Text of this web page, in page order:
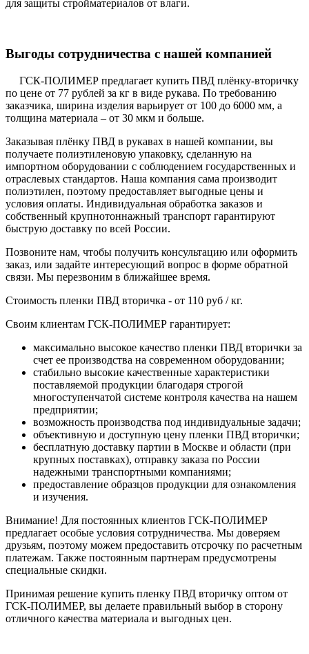
для защиты стройматериалов от влаги.
Выгоды сотрудничества с нашей компанией
ГСК-ПОЛИМЕР предлагает купить ПВД плёнку-вторичку
по цене от 77 рублей за кг в виде рукава. По требованию
заказчика, ширина изделия варьирует от 100 до 6000 мм, а
толщина материала – от 30 мкм и больше.
Заказывая плёнку ПВД в рукавах в нашей компании, вы
получаете полиэтиленовую упаковку, сделанную на
импортном оборудовании с соблюдением государственных и
отраслевых стандартов. Наша компания сама производит
полиэтилен, поэтому предоставляет выгодные цены и
условия оплаты. Индивидуальная обработка заказов и
собственный крупнотоннажный транспорт гарантируют
быструю доставку по всей России.
Позвоните нам, чтобы получить консультацию или оформить
заказ, или задайте интересующий вопрос в форме обратной
связи. Мы перезвоним в ближайшее время.
Стоимость пленки ПВД вторичка - от 110 руб / кг.
Своим клиентам ГСК-ПОЛИМЕР гарантирует:
максимально высокое качество пленки ПВД вторички за
счет ее производства на современном оборудовании;
стабильно высокие качественные характеристики
поставляемой продукции благодаря строгой
многоступенчатой системе контроля качества на нашем
предприятии;
возможность производства под индивидуальные задачи;
объективную и доступную цену пленки ПВД вторички;
бесплатную доставку партии в Москве и области (при
крупных поставках), отправку заказа по России
надежными транспортными компаниями;
предоставление образцов продукции для ознакомления
и изучения.
Внимание! Для постоянных клиентов ГСК-ПОЛИМЕР
предлагает особые условия сотрудничества. Мы доверяем
друзьям, поэтому можем предоставить отсрочку по расчетным
платежам. Также постоянным партнерам предусмотрены
специальные скидки.
Принимая решение купить пленку ПВД вторичку оптом от
ГСК-ПОЛИМЕР, вы делаете правильный выбор в сторону
отличного качества материала и выгодных цен.